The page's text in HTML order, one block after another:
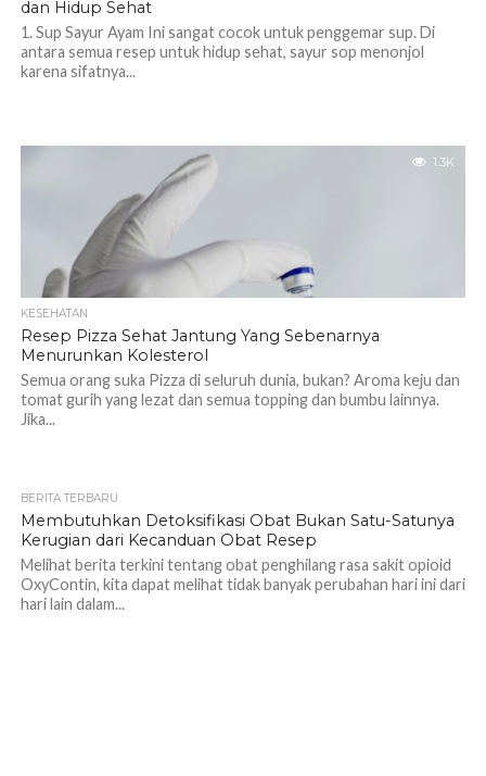
dan Hidup Sehat
1. Sup Sayur Ayam Ini sangat cocok untuk penggemar sup. Di
antara semua resep untuk hidup sehat, sayur sop menonjol
karena sifatnya...
1.3K
KESEHATAN
Resep Pizza Sehat Jantung Yang Sebenarnya
Menurunkan Kolesterol
Semua orang suka Pizza di seluruh dunia, bukan? Aroma keju dan
tomat gurih yang lezat dan semua topping dan bumbu lainnya.
Jika...
BERITA TERBARU
Membutuhkan Detoksifikasi Obat Bukan Satu-Satunya
Kerugian dari Kecanduan Obat Resep
Melihat berita terkini tentang obat penghilang rasa sakit opioid
OxyContin, kita dapat melihat tidak banyak perubahan hari ini dari
hari lain dalam...